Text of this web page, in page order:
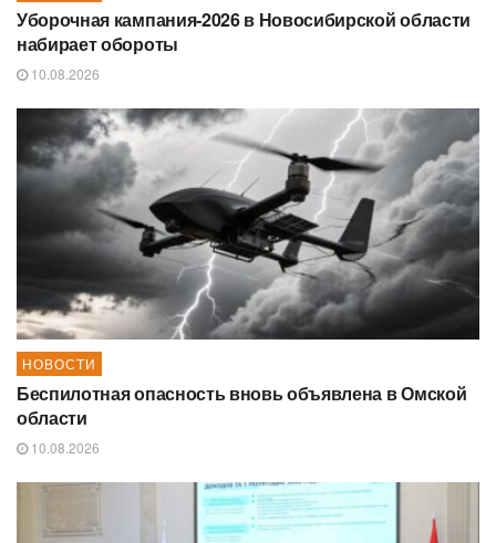
Уборочная кампания‑2026 в Новосибирской области
набирает обороты
10.08.2026
НОВОСТИ
Беспилотная опасность вновь объявлена в Омской
области
10.08.2026